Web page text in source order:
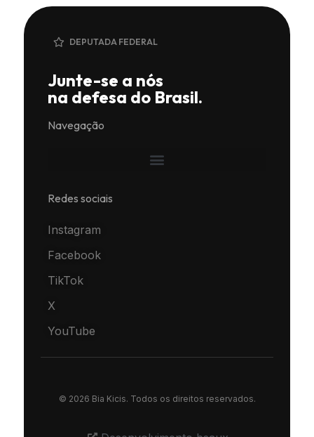
DEPUTADA FEDERAL
Junte-se a nós
na defesa do Brasil.
Navegação
Redes sociais
Instagram
Facebook
TikTok
X
YouTube
© 2026 Bia Kicis. Todos os direitos reservados.